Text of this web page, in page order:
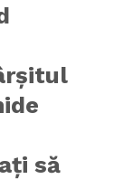
să